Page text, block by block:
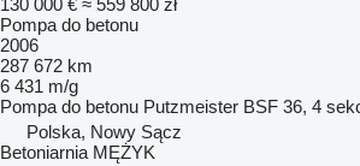
130 000 € ≈ 559 800 zł
Pompa do betonu
2006
287 672 km
6 431 m/g
Pompa do betonu Putzmeister BSF 36, 4
Polska, Nowy Sącz
Betoniarnia MĘŻYK